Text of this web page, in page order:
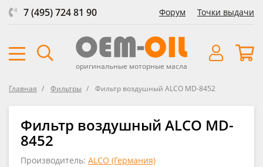
7 (495) 724 81 90 Форум Точки выдачи
оригинальные моторные масла
Главная Фильтры Фильтр воздушный ALCO MD-8452
Фильтр воздушный ALCO MD-
8452
Производитель: ALCO (Германия)